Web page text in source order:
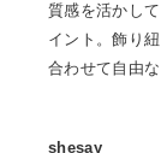
質感を活かし
イント。飾り
合わせて自由
shesay